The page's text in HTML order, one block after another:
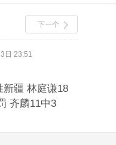
日 23:51
下一个
新疆 林庭谦18
齐麟11中3